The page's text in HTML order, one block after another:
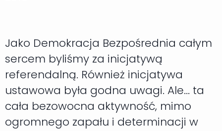
Jako Demokracja Bezpośrednia całym
sercem byliśmy za inicjatywą
referendalną. Również inicjatywa
ustawowa była godna uwagi. Ale... ta
cała bezowocna aktywność, mimo
ogromnego zapału i determinacji w